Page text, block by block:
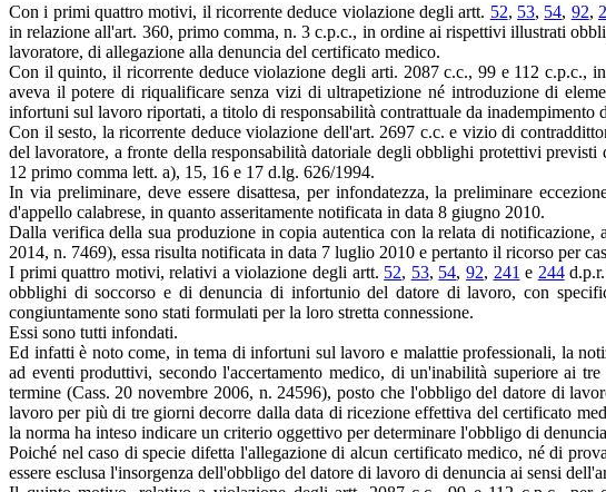
Con i primi quattro motivi, il ricorrente deduce violazione degli artt. 52, 53, 54, 92,
in relazione all'art. 360, primo comma, n. 3 c.p.c., in ordine ai rispettivi illustrati
lavoratore, di allegazione alla denuncia del certificato medico.
Con il quinto, il ricorrente deduce violazione degli arti. 2087 c.c., 99 e 112 c.p.c.,
aveva il potere di riqualificare senza vizi di ultrapetizione né introduzione di
infortuni sul lavoro riportati, a titolo di responsabilità contrattuale da
Con il sesto, la ricorrente deduce violazione dell'art. 2697 c.c. e vizio di
del lavoratore, a fronte della responsabilità datoriale degli obblighi protettivi
12 primo comma lett. a), 15, 16 e 17 d.lg. 626/1994.
In via preliminare, deve essere disattesa, per infondatezza, la preliminare
d'appello calabrese, in quanto asseritamente notificata in data 8 giugno 2010.
Dalla verifica della sua produzione in copia autentica con la relata di
2014, n. 7469), essa risulta notificata in data 7 luglio 2010 e pertanto il ricorso per
I primi quattro motivi, relativi a violazione degli artt. 52, 53, 54, 92, 241 e 244d.p.r.
obblighi di soccorso e di denuncia di infortunio del datore di lavoro, con
congiuntamente sono stati formulati per la loro stretta connessione.
Essi sono tutti infondati.
Ed infatti è noto come, in tema di infortuni sul lavoro e malattie professionali, la
ad eventi produttivi, secondo l'accertamento medico, di un'inabilità superiore ai
termine (Cass. 20 novembre 2006, n. 24596), posto che l'obbligo del datore di
lavoro per più di tre giorni decorre dalla data di ricezione effettiva del certificato
la norma ha inteso indicare un criterio oggettivo per determinare l'obbligo di
Poiché nel caso di specie difetta l'allegazione di alcun certificato medico, né di
essere esclusa l'insorgenza dell'obbligo del datore di lavoro di denuncia ai sensi